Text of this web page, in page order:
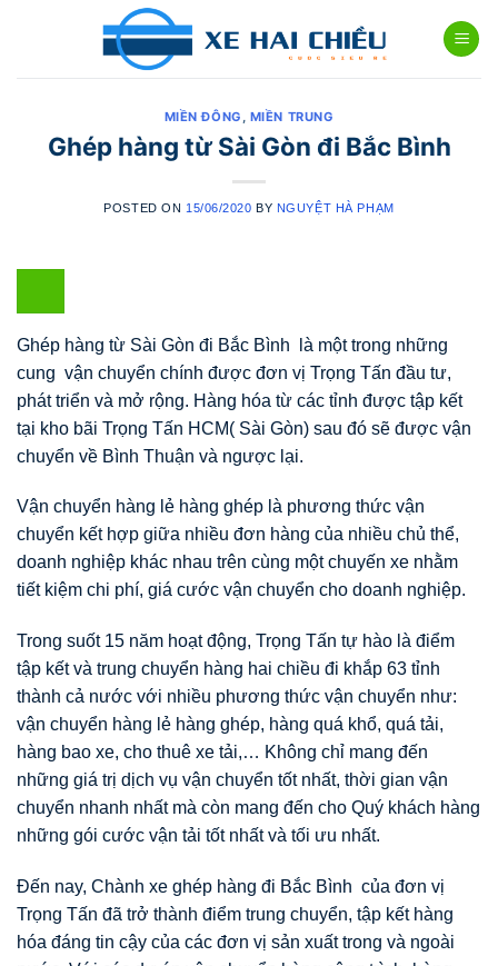
MIỀN ĐÔNG , MIỀN TRUNG
Ghép hàng từ Sài Gòn đi Bắc Bình
POSTED ON 15/06/2020 BY NGUYỆT HÀ PHẠM
Ghép hàng từ Sài Gòn đi Bắc Bình là một trong những
cung vận chuyển chính được đơn vị Trọng Tấn đầu tư,
phát triển và mở rộng. Hàng hóa từ các tỉnh được tập kết
tại kho bãi Trọng Tấn HCM( Sài Gòn) sau đó sẽ được vận
chuyển về Bình Thuận và ngược lại.
Vận chuyển hàng lẻ hàng ghép là phương thức vận
chuyển kết hợp giữa nhiều đơn hàng của nhiều chủ thể,
doanh nghiệp khác nhau trên cùng một chuyến xe nhằm
tiết kiệm chi phí, giá cước vận chuyển cho doanh nghiệp.
Trong suốt 15 năm hoạt động, Trọng Tấn tự hào là điểm
tập kết và trung chuyển hàng hai chiều đi khắp 63 tỉnh
thành cả nước với nhiều phương thức vận chuyển như:
vận chuyển hàng lẻ hàng ghép, hàng quá khổ, quá tải,
hàng bao xe, cho thuê xe tải,… Không chỉ mang đến
những giá trị dịch vụ vận chuyển tốt nhất, thời gian vận
chuyển nhanh nhất mà còn mang đến cho Quý khách hàng
những gói cước vận tải tốt nhất và tối ưu nhất.
Đến nay, Chành xe ghép hàng đi Bắc Bình của đơn vị
Trọng Tấn đã trở thành điểm trung chuyển, tập kết hàng
hóa đáng tin cậy của các đơn vị sản xuất trong và ngoài